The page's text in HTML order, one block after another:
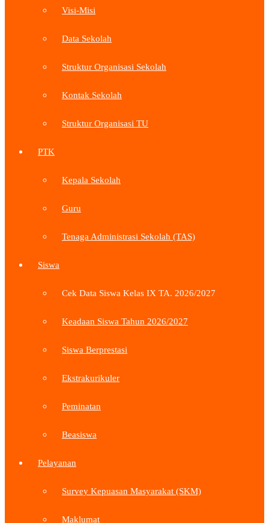
Visi-Misi
Data Sekolah
Struktur Organisasi Sekolah
Kontak Sekolah
Struktur Organisasi TU
PTK
Kepala Sekolah
Guru
Tenaga Administrasi Sekolah (TAS)
Siswa
Cek Data Siswa Kelas IX TA. 2026/2027
Keadaan Siswa Tahun 2026/2027
Siswa Berprestasi
Ekstrakurikuler
Peminatan
Beasiswa
Pelayanan
Survey Kepuasan Masyarakat (SKM)
Maklumat